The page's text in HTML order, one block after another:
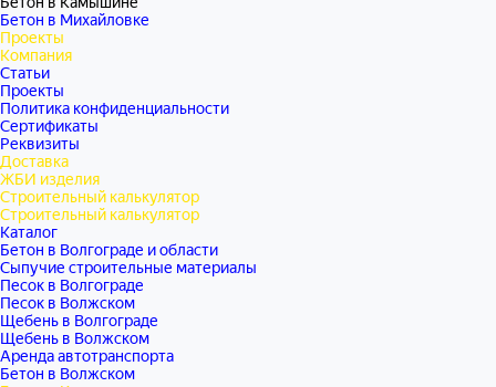
Бетон в Михайловке
Проекты
Компания
Статьи
Проекты
Политика конфиденциальности
Сертификаты
Реквизиты
Доставка
ЖБИ изделия
Строительный калькулятор
Строительный калькулятор
Каталог
Бетон в Волгограде и области
Сыпучие строительные материалы
Песок в Волгограде
Песок в Волжском
Щебень в Волгограде
Щебень в Волжском
Аренда автотранспорта
Бетон в Волжском